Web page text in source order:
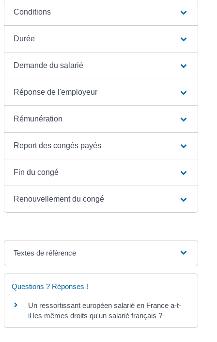
Conditions
Durée
Demande du salarié
Réponse de l'employeur
Rémunération
Report des congés payés
Fin du congé
Renouvellement du congé
Textes de référence
Questions ? Réponses !
Un ressortissant européen salarié en France a-t-
il les mêmes droits qu'un salarié français ?